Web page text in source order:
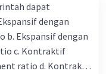
dapat
dengan
b. Ekspansif dengan
c. Kontraktif
ratio d. Kontraktif